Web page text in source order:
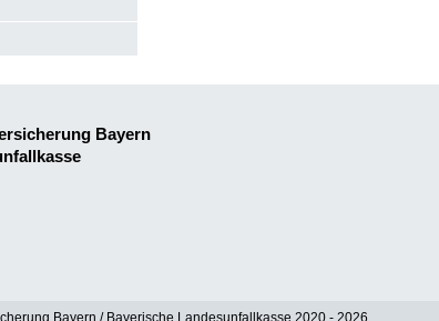
Bayern
Bayern / Bayerische Landesunfallkasse 2020 - 2026